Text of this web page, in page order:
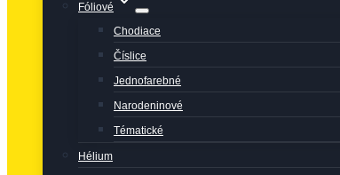
Fóliové
Chodiace
Číslice
Jednofarebné
Narodeninové
Tématické
Hélium